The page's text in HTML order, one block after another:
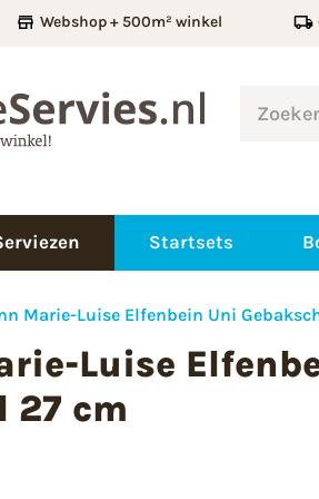
Webshop + 500m² winkel
Startsets
Marie-Luise Elfenbein Uni
Luise
27 cm